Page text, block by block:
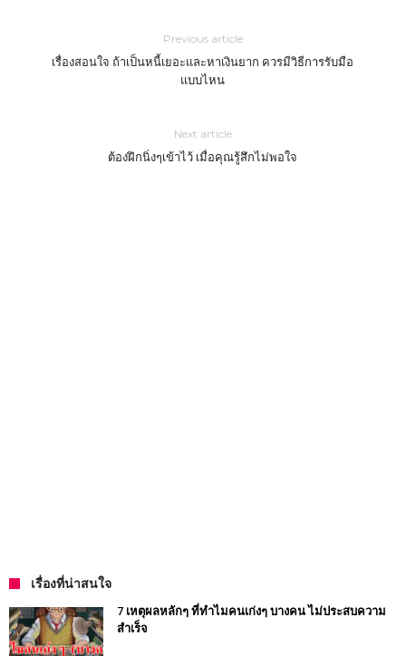
Previous article
เรื่องสอนใจ ถ้าเป็นหนี้เยอะและหาเงินยาก ควรมีวิธีการรับมือ
แบบไหน
Next article
ต้องฝึกนิ่งๆเข้าไว้ เมื่อคุณรู้สึกไม่พอใจ
เรื่องที่น่าสนใจ
7 เหตุผลหลักๆ ที่ทำไมคนเก่งๆ บางคน ไม่ประสบความ
สำเร็จ